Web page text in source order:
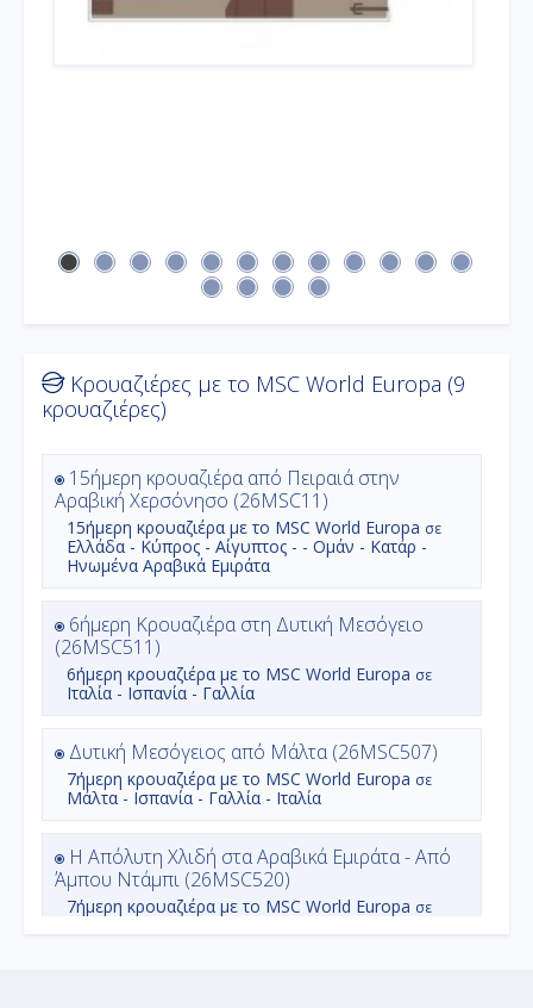
Κρουαζιέρες με το MSC World Europa (9
κρουαζιέρες)
15ήμερη κρουαζιέρα από Πειραιά στην
Αραβική Χερσόνησο (26MSC11)
15ήμερη κρουαζιέρα με το MSC World Europa σε
Ελλάδα - Κύπρος - Αίγυπτος - - Ομάν - Κατάρ -
Ηνωμένα Αραβικά Εμιράτα
6ήμερη Κρουαζιέρα στη Δυτική Μεσόγειο
(26MSC511)
6ήμερη κρουαζιέρα με το MSC World Europa σε
Ιταλία - Ισπανία - Γαλλία
Δυτική Μεσόγειος από Μάλτα (26MSC507)
7ήμερη κρουαζιέρα με το MSC World Europa σε
Μάλτα - Ισπανία - Γαλλία - Ιταλία
Η Απόλυτη Χλιδή στα Αραβικά Εμιράτα - Από
Άμπου Ντάμπι (26MSC520)
7ήμερη κρουαζιέρα με το MSC World Europa σε